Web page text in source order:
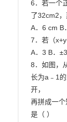
6．若一个
了32cm2，
A．6 cm B
7．若（
A．3 B．
8．如图，
长为a﹣1
开，
再拼成一
是（ ）